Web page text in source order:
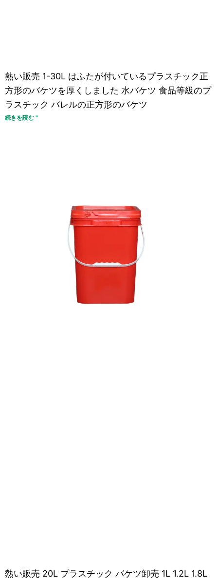
熱い販売 1-30L はふたが付いているプラスチック正
方形のバケツを厚くしました 水バケツ 食品等級のプ
ラスチック バレルの正方形のバケツ
続きを読む "
熱い販売 20L プラスチック バケツ卸売 1L 1.2L 1.8L